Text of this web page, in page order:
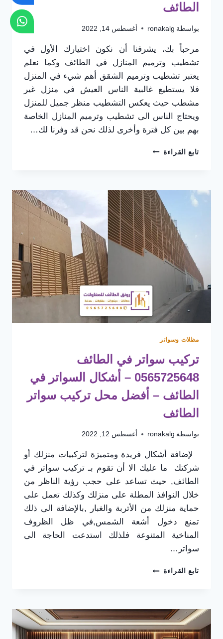
الطائف
بواسطة ronakalg أغسطس 14, 2022
مرحباً بك، يشرفنا أن نكون اختيارك الأول في
تشطيب وترميم المنازل في الطائف وكما نعلم
يعتبر تشطيب وترميم الشقق أهم شيء في المنزل
فلا يستطيع غالبية الناس العيش في منزل غير
مشطب حيث يعكس التشطيب منظر جميل للمنزل
ويحتاج الناس الى تشطيب وترميم المنازل الخاصة
بهم بين كل فترة وأخرى لذلك نحن قد وفرنا لك…
تابع القراءة تشطيب
–
مقاول
تشطيبات
بالطائف
–
تشطيب
واجهات
مظلات وسواتر
تركيب سواتر في الطائف
0565725648 – أشكال السواتر في
الطائف – أفضل محل تركيب سواتر
الطائف
بواسطة ronakalg أغسطس 12, 2022
لإضافة أشكال فريدة ومتميزة لتركبيات منزلك أو
شركتك ما عليك الا أن تقوم بـ تركيب سواتر في
الطائف, حيث تساعد على حجب رؤية الناظر من
خلال النوافذ المطلة على منزلك وكذلك تعمل على
حماية منزلك من الأتربة والغبار ,بالإضافة الى ذلك
تمنع دخول أشعة الشمس,في ظل الظروف
المناخية المتنوعة فلذلك استدعت الحاجة الى
سواتر…
تابع القراءة تركيب
0565725648
–
أشكال